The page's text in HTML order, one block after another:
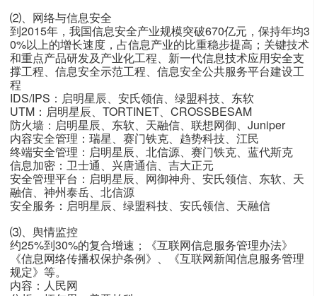
⑵、网络与信息安全
到2015年，我国信息安全产业规模突破670亿元，保持年均3
0%以上的增长速度，占信息产业的比重稳步提高；关键技术
和重点产品研发及产业化工程、新一代信息技术应用安全支
撑工程、信息安全示范工程、信息安全公共服务平台建设工
程
IDS/IPS：启明星辰、安氏领信、绿盟科技、东软
UTM：启明星辰、TORTINET、CROSSBESAM
防火墙：启明星辰、东软、天融信、联想网御、Juniper
内容安全管理：瑞星、赛门铁克、趋势科技、江民
终端安全管理：启明星辰、北信源、赛门铁克、蓝代斯克
信息加密：卫士通、兴唐通信、吉大正元
安全管理平台：启明星辰、网御神舟、安氏领信、东软、天
融信、神州泰岳、北信源
安全服务：启明星辰、绿盟科技、安氏领信、天融信
⑶、舆情监控
约25%到30%的复合增速；《互联网信息服务管理办法》
《信息网络传播权保护条例》、《互联网新闻信息服务管理
规定》等。
内容：人民网